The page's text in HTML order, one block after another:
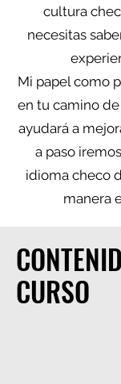
cultura
necesitas
Mi papel como
en tu camino
ayudará a
a paso
idioma checo
manera
CURSO